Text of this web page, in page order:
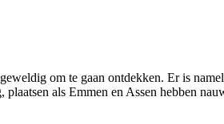
om te gaan ontdekken. Er is
als Emmen en Assen hebben